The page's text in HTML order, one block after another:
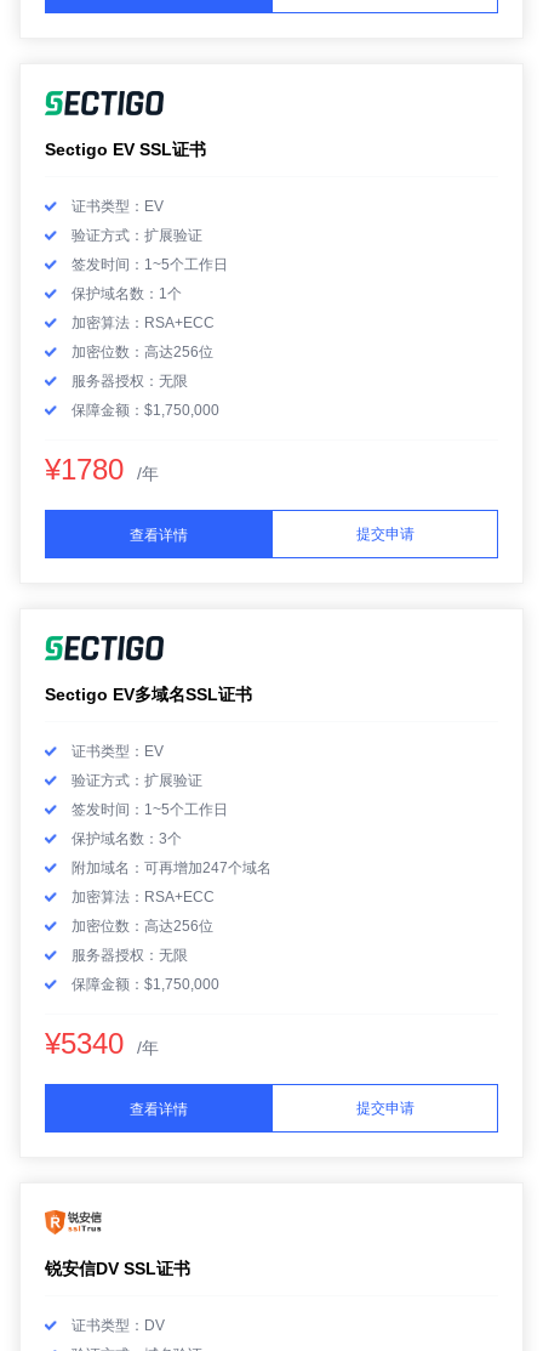
Sectigo EV SSL证书
证书类型：EV
验证方式：扩展验证
签发时间：1~5个工作日
保护域名数：1个
加密算法：RSA+ECC
加密位数：高达256位
服务器授权：无限
保障金额：$1,750,000
¥1780 /年
查看详情 提交申请
Sectigo EV多域名SSL证书
证书类型：EV
验证方式：扩展验证
签发时间：1~5个工作日
保护域名数：3个
附加域名：可再增加247个域名
加密算法：RSA+ECC
加密位数：高达256位
服务器授权：无限
保障金额：$1,750,000
¥5340 /年
查看详情 提交申请
锐安信DV SSL证书
证书类型：DV